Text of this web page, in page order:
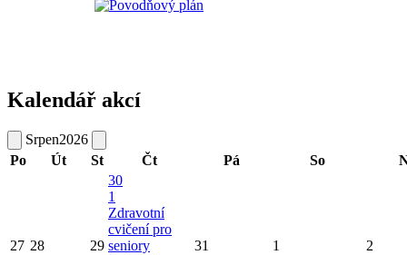
Kalendář akcí
Srpen2026
Po
Út St Čt Pá So
27 28 29
30
1
Zdravotní
cvičení pro
seniory
31 1 2